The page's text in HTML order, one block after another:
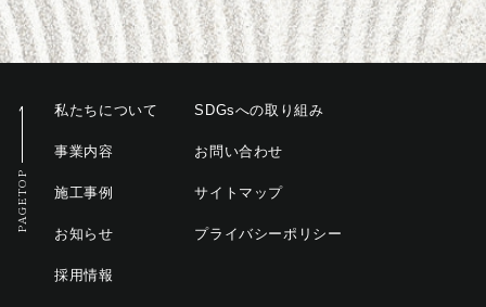
PAGETOP
私たちについて
事業内容
施工事例
お知らせ
採用情報
SDGsへの取り組み
お問い合わせ
サイトマップ
プライバシーポリシー